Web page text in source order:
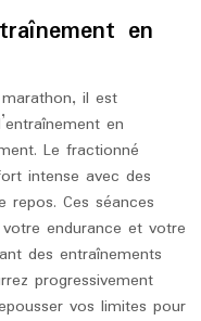
en
il est
en
Le fractionné
intense avec des
Ces séances
endurance et votre
des entraînements
progressivement
vos limites pour